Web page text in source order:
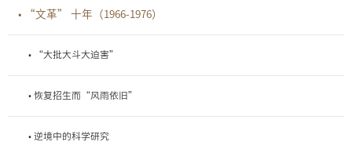
• “文革” 十年（1966-1976）
• “大批大斗大迫害”
• 恢复招生而“风雨依旧”
• 逆境中的科学研究